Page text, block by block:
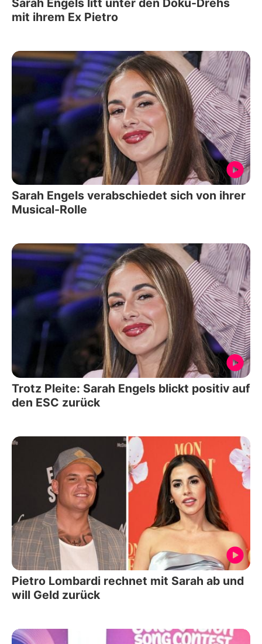
mit ihrem Ex Pietro
Sarah Engels verabschiedet sich von ihrer
Musical-Rolle
Trotz Pleite: Sarah Engels blickt positiv auf
den ESC zurück
Pietro Lombardi rechnet mit Sarah ab und
will Geld zurück